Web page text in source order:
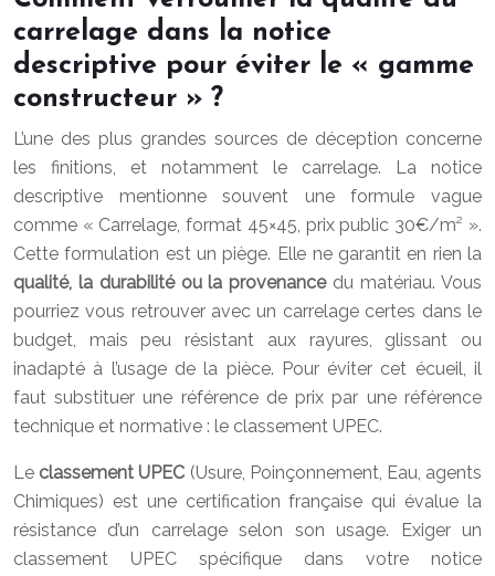
carrelage dans la notice
descriptive pour éviter le « gamme
constructeur » ?
L’une des plus grandes sources de déception concerne
les finitions, et notamment le carrelage. La notice
descriptive mentionne souvent une formule vague
comme « Carrelage, format 45×45, prix public 30€/m² ».
Cette formulation est un piège. Elle ne garantit en rien la
qualité, la durabilité ou la provenancedu matériau. Vous
pourriez vous retrouver avec un carrelage certes dans le
budget, mais peu résistant aux rayures, glissant ou
inadapté à l’usage de la pièce. Pour éviter cet écueil, il
faut substituer une référence de prix par une référence
technique et normative : le classement UPEC.
Le classement UPEC (Usure, Poinçonnement, Eau, agents
Chimiques) est une certification française qui évalue la
résistance d’un carrelage selon son usage. Exiger un
classement UPEC spécifique dans votre notice